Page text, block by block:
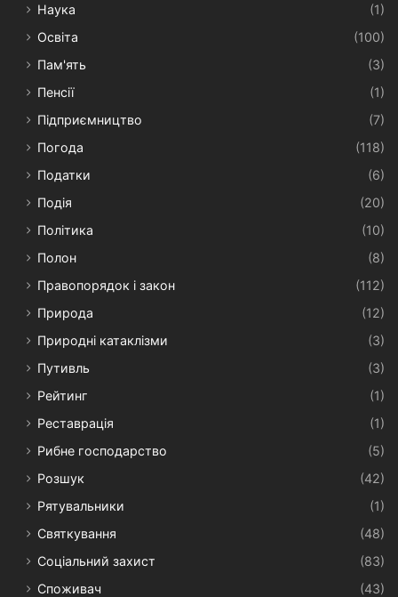
Наука
(1)
Освіта
(100)
Пам'ять
(3)
Пенсії
(1)
Підприємництво
(7)
Погода
(118)
Податки
(6)
Подія
(20)
Політика
(10)
Полон
(8)
Правопорядок і закон
(112)
Природа
(12)
Природні катаклізми
(3)
Путивль
(3)
Рейтинг
(1)
Реставрація
(1)
Рибне господарство
(5)
Розшук
(42)
Рятувальники
(1)
Святкування
(48)
Соціальний захист
(83)
Споживач
(43)